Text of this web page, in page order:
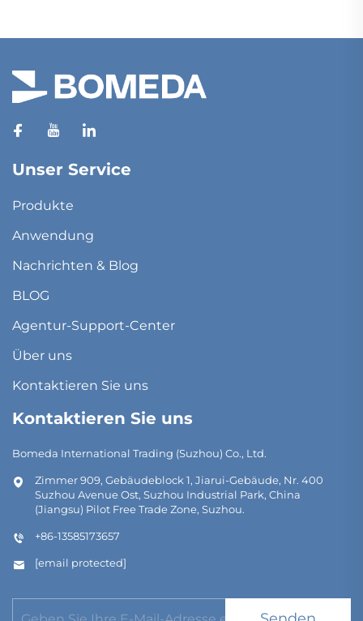
Unser Service
Produkte
Anwendung
Nachrichten & Blog
BLOG
Agentur-Support-Center
Über uns
Kontaktieren Sie uns
Kontaktieren Sie uns
Bomeda International Trading (Suzhou) Co., Ltd.
Zimmer 909, Gebäudeblock 1, Jiarui-Gebäude, Nr. 400
Suzhou Avenue Ost, Suzhou Industrial Park, China
(Jiangsu) Pilot Free Trade Zone, Suzhou.
+86-13585173657
[email protected]